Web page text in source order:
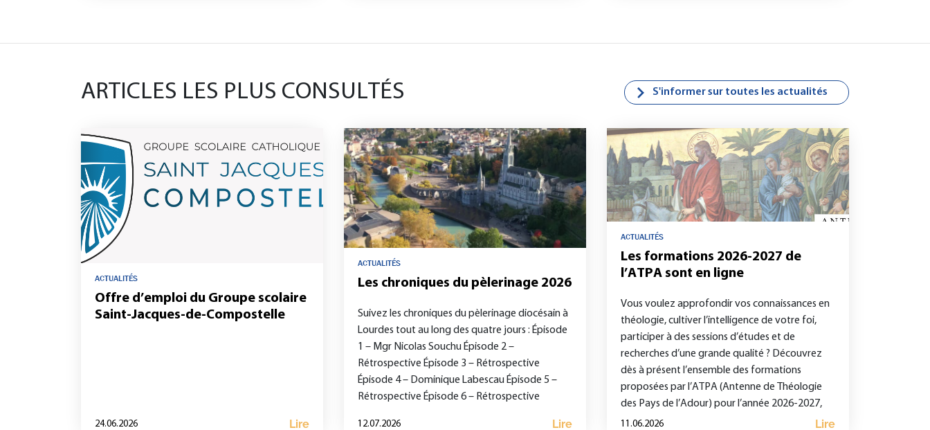
ARTICLES LES PLUS CONSULTÉS S'informer sur toutes les actualités
ACTUALITÉS
Offre d’emploi du Groupe scolaire
Saint-Jacques-de-Compostelle
24.06.2026 Lire
ACTUALITÉS
Les chroniques du pèlerinage 2026
Suivez les chroniques du pèlerinage diocésain à
Lourdes tout au long des quatre jours : Épisode
1 – Mgr Nicolas Souchu Épisode 2 –
Rétrospective Épisode 3 – Rétrospective
Épisode 4 – Dominique Labescau Épisode 5 –
Rétrospective Épisode 6 – Rétrospective
12.07.2026 Lire
ACTUALITÉS
Les formations 2026-2027 de
l’ATPA sont en ligne
Vous voulez approfondir vos connaissances en
théologie, cultiver l’intelligence de votre foi,
participer à des sessions d’études et de
recherches d’une grande qualité ? Découvrez
dès à présent l’ensemble des formations
proposées par l’ATPA (Antenne de Théologie
des Pays de l’Adour) pour l’année 2026-2027,
notamment sur le site https://atpa-
11.06.2026 Lire